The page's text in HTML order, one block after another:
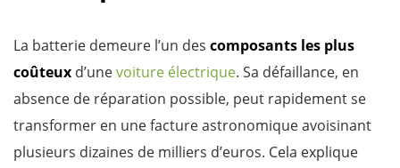
La batterie demeure l’un des composants les plus
coûteux d’unevoiture électrique. Sa défaillance, en
absence de réparation possible, peut rapidement se
transformer en une facture astronomique avoisinant
plusieurs dizaines de milliers d’euros. Cela explique